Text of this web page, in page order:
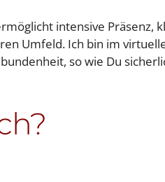
intensive Präsenz,
Umfeld. Ich bin im
so wie Du